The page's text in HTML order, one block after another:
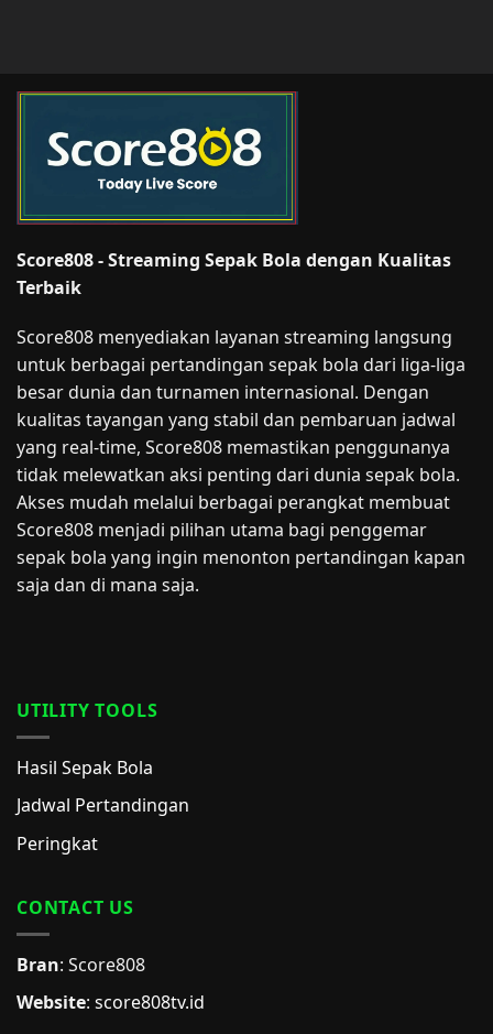
Score808 - Streaming Sepak Bola dengan Kualitas
Terbaik
Score808 menyediakan layanan streaming langsung
untuk berbagai pertandingan sepak bola dari liga-liga
besar dunia dan turnamen internasional. Dengan
kualitas tayangan yang stabil dan pembaruan jadwal
yang real-time, Score808 memastikan penggunanya
tidak melewatkan aksi penting dari dunia sepak bola.
Akses mudah melalui berbagai perangkat membuat
Score808 menjadi pilihan utama bagi penggemar
sepak bola yang ingin menonton pertandingan kapan
saja dan di mana saja.
UTILITY TOOLS
Hasil Sepak Bola
Jadwal Pertandingan
Peringkat
CONTACT US
Bran: Score808
Website: score808tv.id